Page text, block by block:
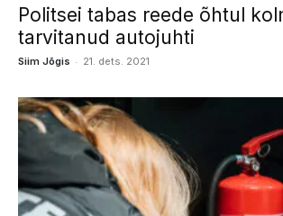
Politsei tabas reede õhtul
tarvitanud autojuhti
Siim Jõgis - 21. dets. 2021